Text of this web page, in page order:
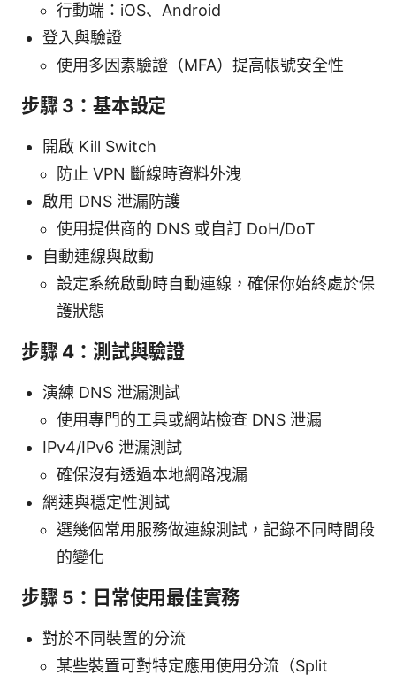
行動端：iOS、Android
登入與驗證
使用多因素驗證（MFA）提高帳號安全性
步驟 3：基本設定
開啟 Kill Switch
防止 VPN 斷線時資料外洩
啟用 DNS 泄漏防護
使用提供商的 DNS 或自訂 DoH/DoT
自動連線與啟動
設定系統啟動時自動連線，確保你始終處於保
護狀態
步驟 4：測試與驗證
演練 DNS 泄漏測試
使用專門的工具或網站檢查 DNS 泄漏
IPv4/IPv6 泄漏測試
確保沒有透過本地網路洩漏
網速與穩定性測試
選幾個常用服務做連線測試，記錄不同時間段
的變化
步驟 5：日常使用最佳實務
對於不同裝置的分流
某些裝置可對特定應用使用分流（Split